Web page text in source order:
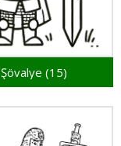
Şövalye (15)